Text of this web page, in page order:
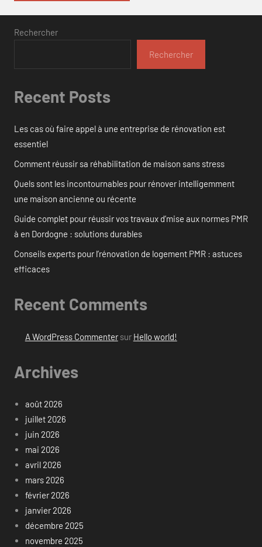
Rechercher
Rechercher
Recent Posts
Les cas où faire appel à une entreprise de rénovation est
essentiel
Comment réussir sa réhabilitation de maison sans stress
Quels sont les incontournables pour rénover intelligemment
une maison ancienne ou récente
Guide complet pour réussir vos travaux d’mise aux normes PMR
à en Dordogne : solutions durables
Conseils experts pour l’rénovation de logement PMR : astuces
efficaces
Recent Comments
A WordPress Commentersur Hello world!
Archives
août 2026
juillet 2026
juin 2026
mai 2026
avril 2026
mars 2026
février 2026
janvier 2026
décembre 2025
novembre 2025